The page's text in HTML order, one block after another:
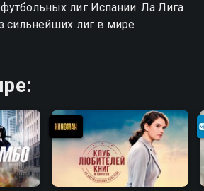
лиг Испании. Ла Лига
сильнейших лиг в мире